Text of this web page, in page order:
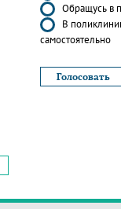
Обращусь в
В
самостоятельно